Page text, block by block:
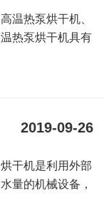
温热泵烘干机、
热泵烘干机具有
2019-09-26
干机是利用外部
量的机械设备，